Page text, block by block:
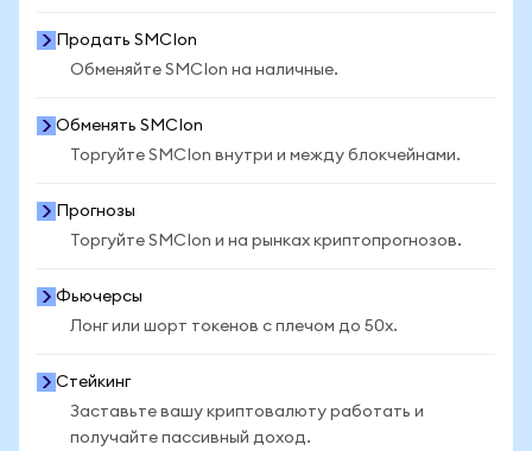
Продать SMCIon
Обменяйте SMCIon на наличные.
Обменять SMCIon
Торгуйте SMCIon внутри и между блокчейнами.
Прогнозы
Торгуйте SMCIon и на рынках криптопрогнозов.
Фьючерсы
Лонг или шорт токенов с плечом до 50x.
Стейкинг
Заставьте вашу криптовалюту работать и
получайте пассивный доход.